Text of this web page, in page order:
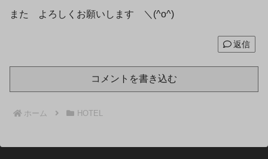
また よろしくお願いします ＼(^o^)
返信
コメントを書き込む
ホーム HOTEL